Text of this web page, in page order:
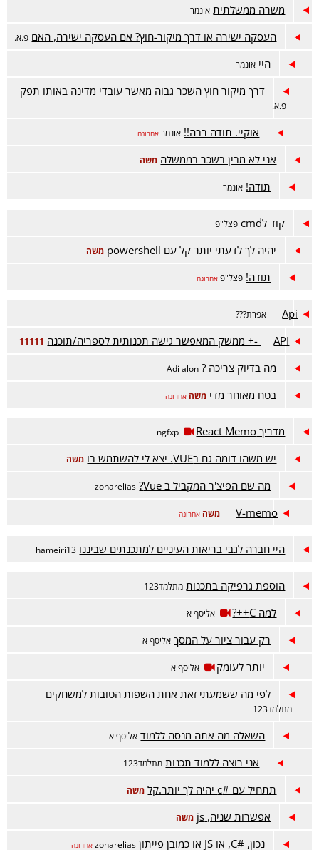
משרה ממשלתית אונמר
העסקה ישירה או דרך מיקור-חוץ? אם העסקה ישירה, האם פ.א.
היי אונמר
דרך מיקור חוץ השכר גבוה מאשר עובדי מדינה באותו תפק
פ.א.
אוקיי. תודה רבה!! אונמר אחרונה
אני לא מבין בשכר בממשלה משה
תודה! אונמר
קוד לcmd פצל"פ
יהיה לך לדעתי יותר קל עם powershell משה
תודה! פצל"פ אחרונה
Api אפרת???
API -+ ממשק המאפשר גישה תכנותית לספריה/תוכנה 11111
מה בדיוק צריכה ? Adi alon
בטח מאוחר מדי משה אחרונה
מדריך React Memo ngfxp
יש משהו דומה גם בVUE. יצא לי להשתמש בו משה
מה שם הפיצ'ר המקביל ב Vue? zoharelias
V-memo משה אחרונה
היי חברה לגבי בריאות העיניים למתכנתים שביננו hameiri13
הוספת גרפיקה בתכנות מתלמד123
למה C++? אליסף א
רק עבור ציור על המסך אליסף א
יותר לעומק אליסף א
לפי מה ששמעתי זאת אחת השפות הטובות למשחקים
מתלמד123
השאלה מה אתה מנסה ללמוד אליסף א
אני רוצה ללמוד תכנות מתלמד123
תתחיל עם #c יהיה לך יותר.קל משה
אפשרות שניה, js משה
נכון, #C, או JS או כמובן פייתון zoharelias אחרונה